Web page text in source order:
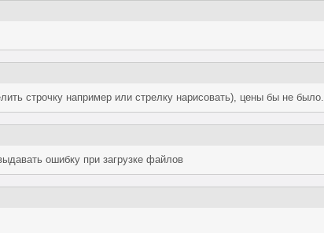
строчку например или стрелку нарисовать), цены бы не было.
ошибку при загрузке файлов